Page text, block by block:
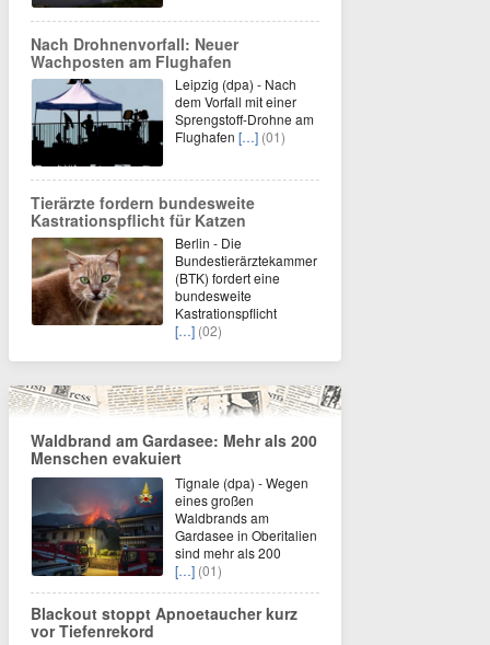
Nach Drohnenvorfall: Neuer
Wachposten am Flughafen
Leipzig (dpa) - Nach
dem Vorfall mit einer
Sprengstoff-Drohne am
Flughafen […] (01)
Tierärzte fordern bundesweite
Kastrationspflicht für Katzen
Berlin - Die
Bundestierärztekammer
(BTK) fordert eine
bundesweite
Kastrationspflicht
[…] (02)
Waldbrand am Gardasee: Mehr als 200
Menschen evakuiert
Tignale (dpa) - Wegen
eines großen
Waldbrands am
Gardasee in Oberitalien
sind mehr als 200
[…] (01)
Blackout stoppt Apnoetaucher kurz
vor Tiefenrekord